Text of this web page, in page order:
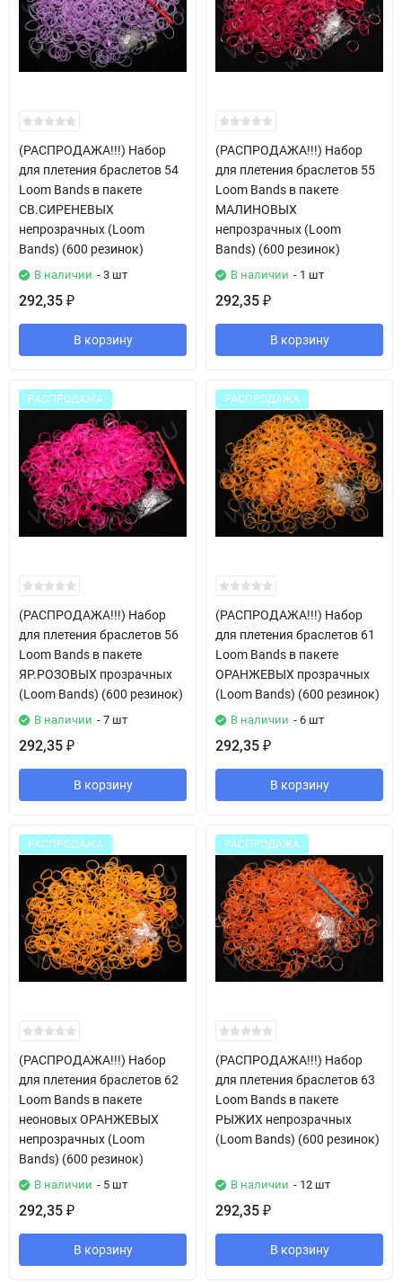
(РАСПРОДАЖА!!!) Набор
для плетения браслетов 54
Loom Bands в пакете
СВ.СИРЕНЕВЫХ
непрозрачных (Loom
Bands) (600 резинок)
В наличии - 3 шт
292,35 ₽
В корзину
(РАСПРОДАЖА!!!) Набор
для плетения браслетов 55
Loom Bands в пакете
МАЛИНОВЫХ
непрозрачных (Loom
Bands) (600 резинок)
В наличии - 1 шт
292,35 ₽
В корзину
РАСПРОДАЖА
(РАСПРОДАЖА!!!) Набор
для плетения браслетов 56
Loom Bands в пакете
ЯР.РОЗОВЫХ прозрачных
(Loom Bands) (600 резинок)
В наличии - 7 шт
292,35 ₽
В корзину
РАСПРОДАЖА
(РАСПРОДАЖА!!!) Набор
для плетения браслетов 61
Loom Bands в пакете
ОРАНЖЕВЫХ прозрачных
(Loom Bands) (600 резинок)
В наличии - 6 шт
292,35 ₽
В корзину
РАСПРОДАЖА
(РАСПРОДАЖА!!!) Набор
для плетения браслетов 62
Loom Bands в пакете
неоновых ОРАНЖЕВЫХ
непрозрачных (Loom
Bands) (600 резинок)
В наличии - 5 шт
292,35 ₽
В корзину
РАСПРОДАЖА
(РАСПРОДАЖА!!!) Набор
для плетения браслетов 63
Loom Bands в пакете
РЫЖИХ непрозрачных
(Loom Bands) (600 резинок)
В наличии - 12 шт
292,35 ₽
В корзину